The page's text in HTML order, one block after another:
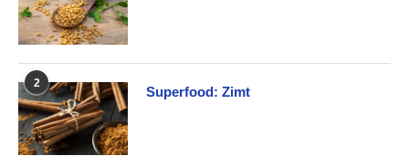
2
Superfood: Zimt